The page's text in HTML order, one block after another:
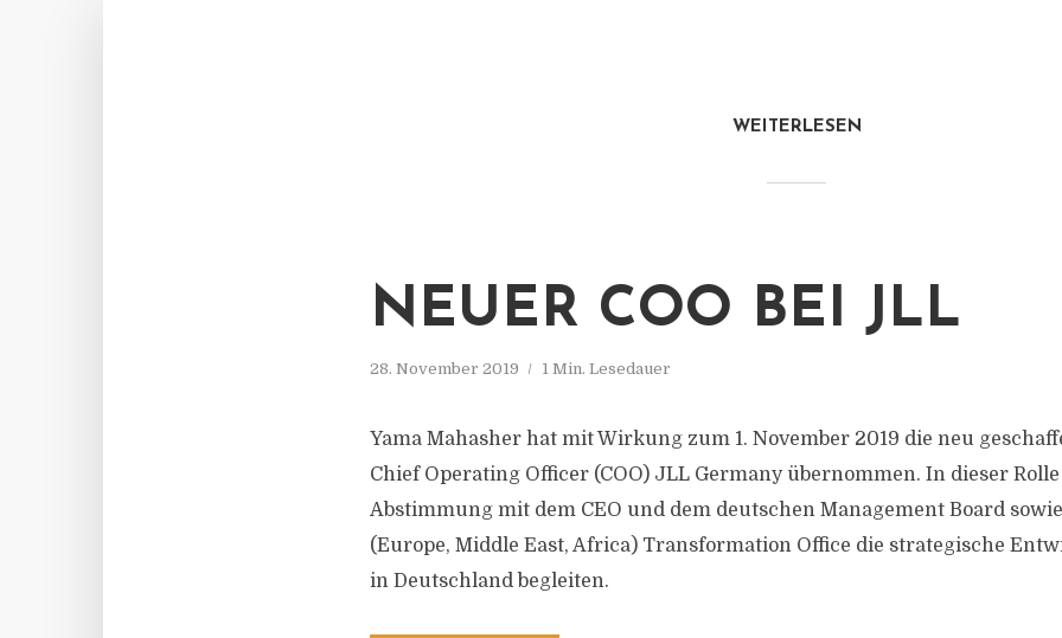
WEITERLESEN
NEUER COO BEI JLL
28. November 2019 1 Min. Lesedauer
Yama Mahasher hat mit Wirkung zum 1. November 2019 die neu
Chief Operating Officer (COO) JLL Germany übernommen. In dieser
Abstimmung mit dem CEO und dem deutschen Management Board
(Europe, Middle East, Africa) Transformation Office die strategische
in Deutschland begleiten.